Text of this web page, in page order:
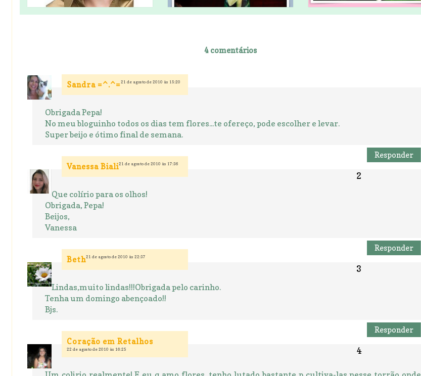
4 comentários
Sandra =^.^=21 de agosto de 2010 às 15:20
Obrigada Pepa!
No meu bloguinho todos os dias tem flores...te ofereço, pode escolher e levar.
Super beijo e ótimo final de semana.
Responder
Vanessa Biali21 de agosto de 2010 às 17:36
Que colírio para os olhos!
Obrigada, Pepa!
Beijos,
Vanessa
Responder
Beth21 de agosto de 2010 às 22:37
Lindas,muito lindas!!!Obrigada pelo carinho.
Tenha um domingo abençoado!!
Bjs.
Responder
Coração em Retalhos
22 de agosto de 2010 às 16:25